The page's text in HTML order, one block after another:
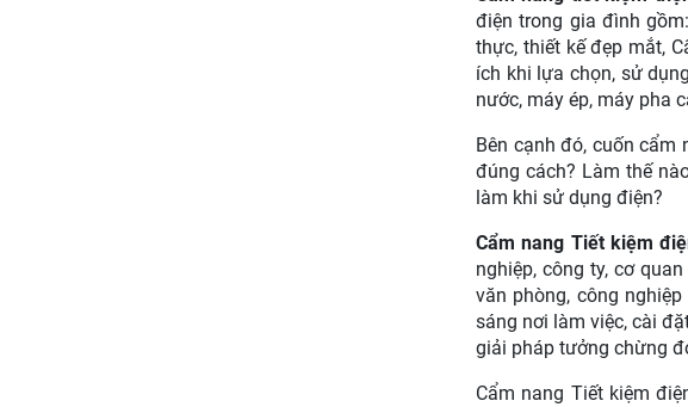
điện trong gia đình
thực, thiết kế đẹp mắt,
ích khi lựa chọn, sử
nước, máy ép, máy pha
Bên cạnh đó, cuốn
đúng cách? Làm thế
làm khi sử dụng điện?
Cẩm nang Tiết kiệm
nghiệp, công ty, cơ
văn phòng, công
sáng nơi làm việc, cài
giải pháp tưởng chừng
Cẩm nang Tiết kiệm